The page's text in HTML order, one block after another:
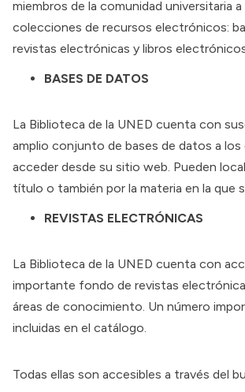
miembros de la comunidad universitaria
colecciones de recursos electrónicos:
revistas electrónicas y libros
BASES DE DATOS
La Biblioteca de la UNED cuenta con
amplio conjunto de bases de datos a los
acceder desde su sitio web. Pueden
título o también por la materia en la que
REVISTAS ELECTRÓNICAS
La Biblioteca de la UNED cuenta con
importante fondo de revistas
áreas de conocimiento. Un número
incluidas en el catálogo.
Todas ellas son accesibles a través del